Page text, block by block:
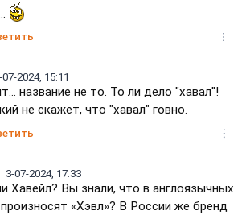
07-2024, 15:11
название не то. То ли дело "хавал"!
не скажет, что "хавал" говно.
3-07-2024, 17:33
Хавейл? Вы знали, что в англоязычных
«Хэвл»? В России же бренд